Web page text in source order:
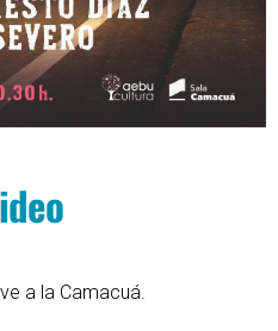
a la Camacuá.